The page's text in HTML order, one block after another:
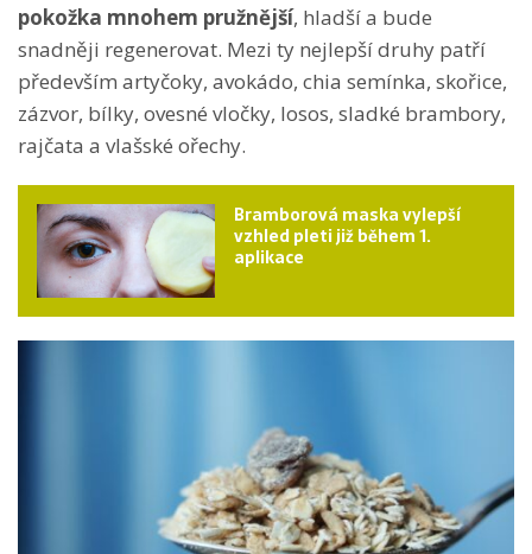
pokožka mnohem pružnější, hladší a bude
snadněji regenerovat. Mezi ty nejlepší druhy patří
především artyčoky, avokádo, chia semínka, skořice,
zázvor, bílky, ovesné vločky, losos, sladké brambory,
rajčata a vlašské ořechy.
Bramborová maska vylepší
vzhled pleti již během 1.
aplikace